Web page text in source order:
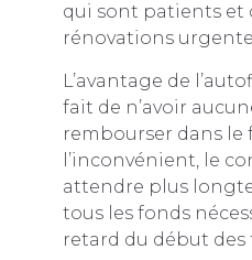
qui sont patients et
rénovations
L’avantage de
fait de n’avoir
rembourser dans le
l’inconvénient, le
attendre plus
tous les fonds
retard du début des